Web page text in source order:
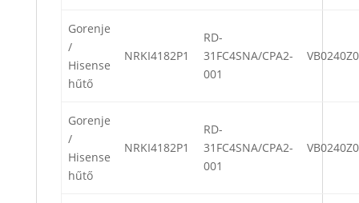
Gorenje
/
Hisense
hűtő
NRKI4182P1
RD-
31FC4SNA/CPA2-
001
Gorenje
/
Hisense
hűtő
NRKI4182P1
RD-
31FC4SNA/CPA2-
001